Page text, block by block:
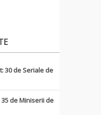
30 de Seriale de
de Miniserii de